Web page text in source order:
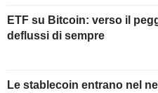
ETF su Bitcoin: verso il
deflussi di sempre
Le stablecoin entrano nel